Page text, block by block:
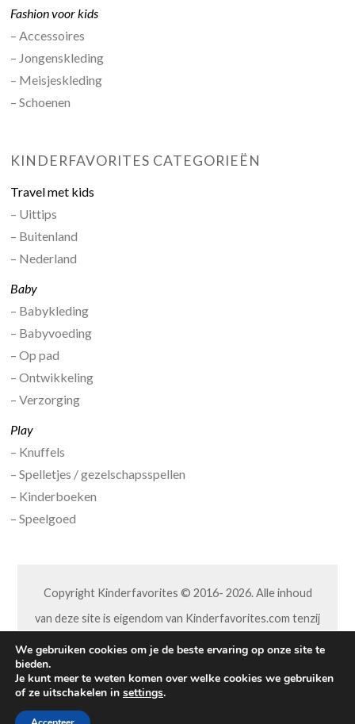
Fashion voor kids
– Accessoires
– Jongenskleding
– Meisjeskleding
– Schoenen
KINDERFAVORITES CATEGORIEËN
Travel met kids
– Uittips
– Buitenland
– Nederland
Baby
– Babykleding
– Babyvoeding
– Op pad
– Ontwikkeling
– Verzorging
Play
– Knuffels
– Spelletjes / gezelschapsspellen
– Kinderboeken
– Speelgoed
Copyright Kinderfavorites © 2016- 2026. Alle inhoud
van deze site is eigendom van Kinderfavorites.com tenzij
anders aangegeven. Niets van deze site mag op welke
wijze dan ook worden overgenomen of aangepast,
zonder hiervoor toestemming vooraf van ons te hebben
We gebruiken cookies om je de beste ervaring op onze site te
bieden.
Je kunt meer te weten komen over welke cookies we gebruiken
of ze uitschakelen in settings.